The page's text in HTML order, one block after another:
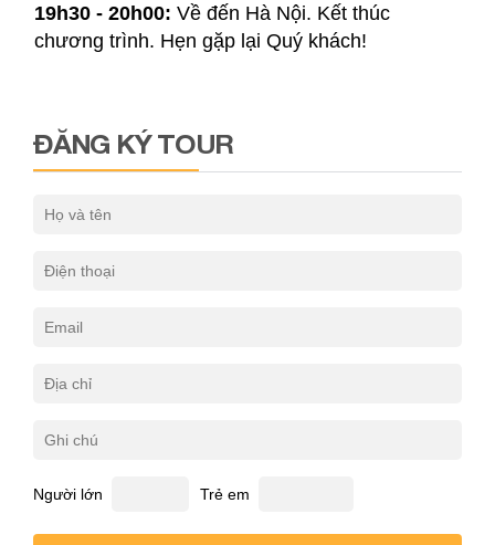
19h30 - 20h00: Về đến Hà Nội. Kết thúc
chương trình. Hẹn gặp lại Quý khách!
ĐĂNG KÝ TOUR
Người lớn Trẻ em